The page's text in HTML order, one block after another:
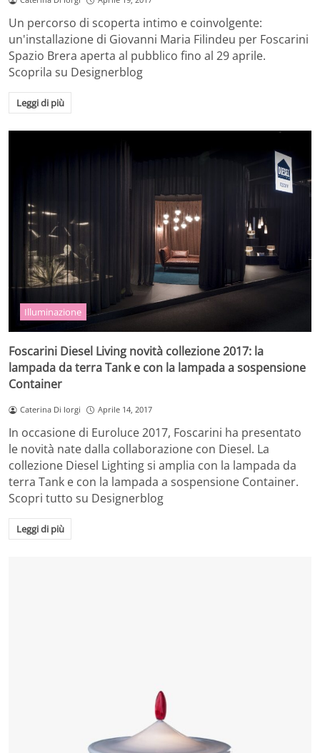
Un percorso di scoperta intimo e coinvolgente:
un'installazione di Giovanni Maria Filindeu per Foscarini
Spazio Brera aperta al pubblico fino al 29 aprile.
Scoprila su Designerblog
Leggi di più
Illuminazione
Foscarini Diesel Living novità collezione 2017: la
lampada da terra Tank e con la lampada a sospensione
Container
Caterina Di Iorgi Aprile 14, 2017
In occasione di Euroluce 2017, Foscarini ha presentato
le novità nate dalla collaborazione con Diesel. La
collezione Diesel Lighting si amplia con la lampada da
terra Tank e con la lampada a sospensione Container.
Scopri tutto su Designerblog
Leggi di più